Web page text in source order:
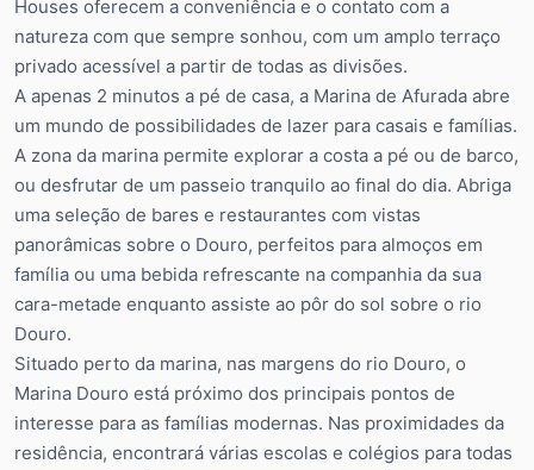
Houses oferecem a conveniência e o contato com a
natureza com que sempre sonhou, com um amplo terraço
privado acessível a partir de todas as divisões.
A apenas 2 minutos a pé de casa, a Marina de Afurada abre
um mundo de possibilidades de lazer para casais e famílias.
A zona da marina permite explorar a costa a pé ou de barco,
ou desfrutar de um passeio tranquilo ao final do dia. Abriga
uma seleção de bares e restaurantes com vistas
panorâmicas sobre o Douro, perfeitos para almoços em
família ou uma bebida refrescante na companhia da sua
cara-metade enquanto assiste ao pôr do sol sobre o rio
Douro.
Situado perto da marina, nas margens do rio Douro, o
Marina Douro está próximo dos principais pontos de
interesse para as famílias modernas. Nas proximidades da
residência, encontrará várias escolas e colégios para todas